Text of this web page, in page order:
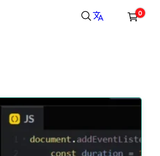
0
Spedizione, tasse e sconti sono calcolati alla cassa.
CASSA